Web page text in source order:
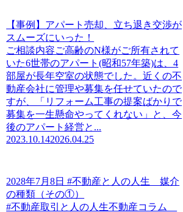
【事例】アパート売却、立ち退き交渉が
スムーズにいった！
ご相談内容ご高齢のN様がご所有されて
いた6世帯のアパート(昭和57年築)は、4
部屋が長年空室の状態でした。近くの不
動産会社に管理や募集を任せていたので
すが、「リフォーム工事の提案ばかりで
募集を一生懸命やってくれない」と、今
後のアパート経営と...
2023.10.142026.04.25
2028年7月8日 #不動産と人の人生 媒介
の種類（その①）
#不動産取引と人の人生不動産コラム